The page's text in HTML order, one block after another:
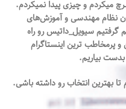
فلزی
سرچ میکردم و چیزی پیدا نمیکردم.
نظام مهندسی و آموزش‌های
گرفتيم سیویل_داتیس رو راه
قدیمی ترين و پرمخاطب ترین اینستاگرام
بیاریم.